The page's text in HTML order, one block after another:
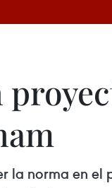
la norma en el